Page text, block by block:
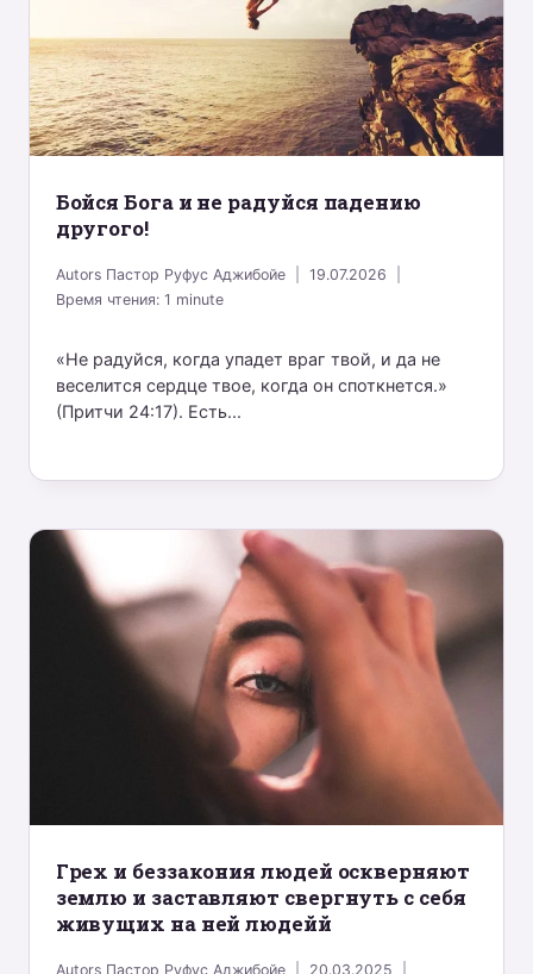
Бойся Бога и не радуйся падению
другого!
Autors Пастор Руфус Аджибойе
19.07.2026
Время чтения:1 minute
«Не радуйся, когда упадет враг твой, и да не
веселится сердце твое, когда он споткнется.»
(Притчи 24:17). Есть...
Грех и беззакония людей оскверняют
землю и заставляют свергнуть с себя
живущих на ней людейй
Autors Пастор Руфус Аджибойе
20.03.2025